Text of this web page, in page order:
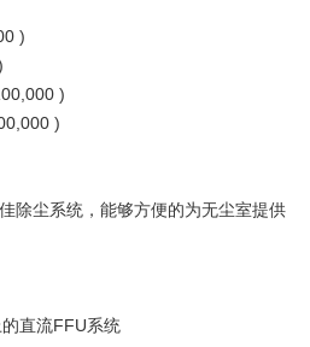
)
)
)
除尘系统，能够方便的为无尘室提供
直流FFU系统